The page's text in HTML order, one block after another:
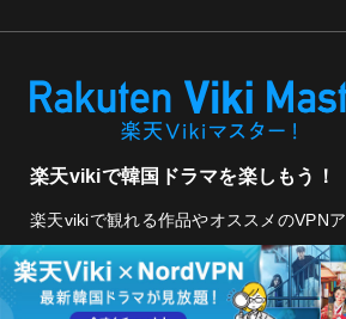
楽天vikiで韓国ドラマを楽しもう！
楽天vikiで観れる作品やオススメのVPN
Rakuten Viki Master ©